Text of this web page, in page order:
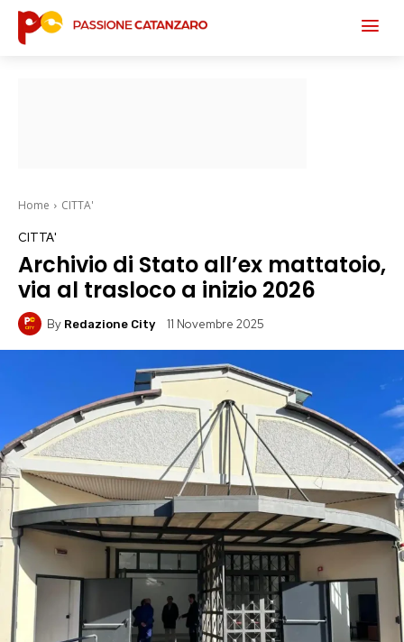
Home CITTA'
CITTA'
Archivio di Stato all’ex mattatoio,
via al trasloco a inizio 2026
By Redazione City 11 Novembre 2025